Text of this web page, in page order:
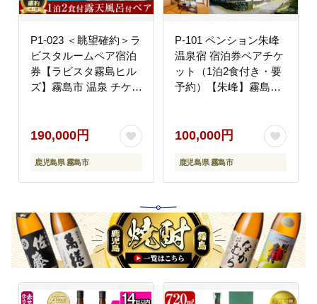
P1-023 ＜眺望確約＞ラ
ビスタルームペア宿泊
券【ラビスタ霧島ヒル
ズ】霧島市 温泉 チケッ
190,000円
鹿児島県 霧島市
P-101 ペンション朱峰
温泉宿 宿泊券ペアチケ
ット（1泊2食付き・要
予約）【朱峰】霧島市
100,000円
鹿児島県 霧島市